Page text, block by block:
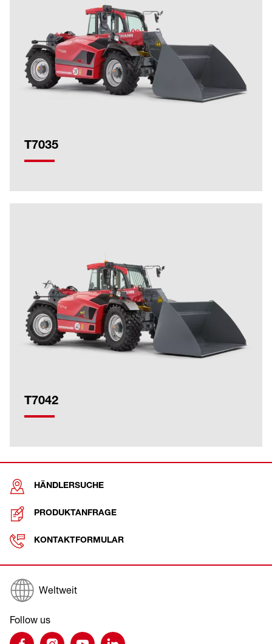
T7035
T7042
HÄNDLERSUCHE
PRODUKTANFRAGE
KONTAKTFORMULAR
Weltweit
Follow us